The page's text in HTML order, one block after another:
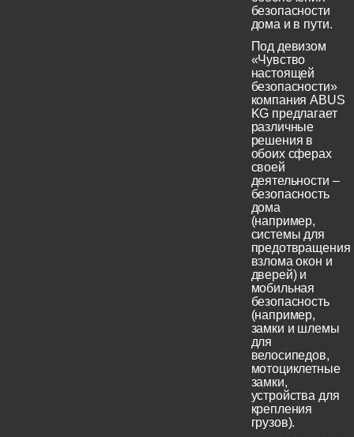
безопасности
дома и в пути.
Под девизом
«Чувство
настоящей
безопасности»
компания ABUS
KG предлагает
различные
решения в
обоих сферах
своей
деятельности –
безопасность
дома
(например,
системы для
предотвращения
взлома окон и
дверей) и
мобильная
безопасность
(например,
замки и шлемы
для
велосипедов,
мотоциклетные
замки,
устройства для
крепления
грузов).